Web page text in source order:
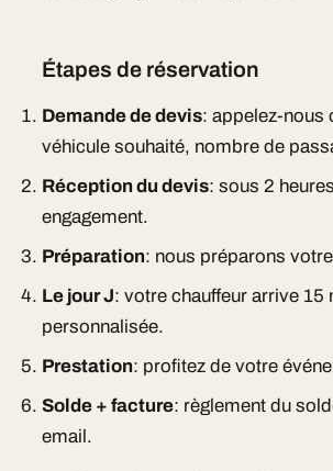
Étapes de réservation
Demande de devis: appelez-nous
véhicule souhaité, nombre de
Réception du devis: sous 2
engagement.
Préparation: nous préparons
Le jour J: votre chauffeur arrive
personnalisée.
Prestation: profitez de votre
Solde + facture: règlement du
email.